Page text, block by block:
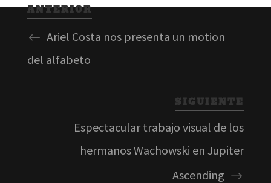
ANTERIOR
Ariel Costa nos presenta un motion
del alfabeto
SIGUIENTE
Espectacular trabajo visual de los
hermanos Wachowski en Jupiter
Ascending